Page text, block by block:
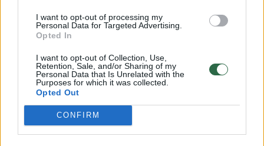
I want to opt-out of processing my
Personal Data for Targeted Advertising.
Opted In
I want to opt-out of Collection, Use,
Retention, Sale, and/or Sharing of my
Personal Data that Is Unrelated with the
Purposes for which it was collected.
Opted Out
CONFIRM
Po E. Atamano akibrokšto –
„Panathinaikos“ turko kirtis
Visiškas mėšlas“
Dėl L.
Sveikinu varžovus su pelnyta pergale“, –